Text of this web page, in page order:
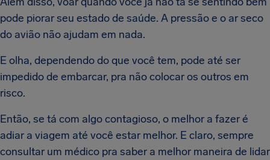
pode piorar seu estado de saúde. A pressão e o ar seco
do avião não ajudam em nada.
E olha, dependendo do que você tem, pode até ser
impedido de embarcar, pra não colocar os outros em
risco.
Então, se tá com algo contagioso, o melhor a fazer é
adiar a viagem até você estar melhor. E claro, sempre
consultar um médico pra saber a melhor maneira de lidar